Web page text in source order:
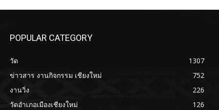
POPULAR CATEGORY
วัด
1307
ข่าวสาร งานกิจกรรม เชียงใหม่
752
งานวิ่ง
226
วัดอำเภอเมืองเชียงใหม่
126